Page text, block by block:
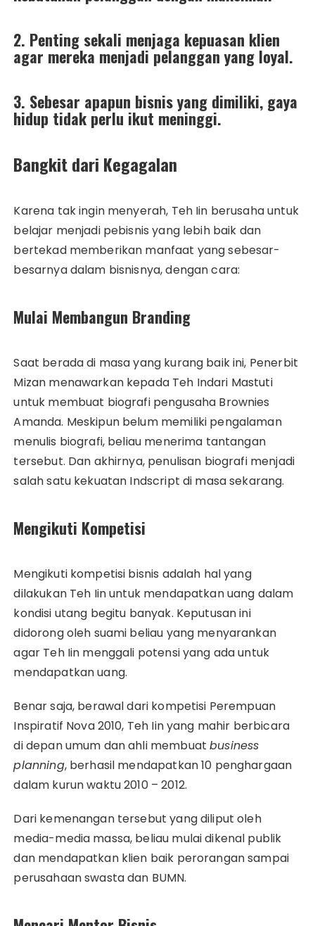
2. Penting sekali menjaga kepuasan klien
agar mereka menjadi pelanggan yang loyal.
3. Sebesar apapun bisnis yang dimiliki, gaya
hidup tidak perlu ikut meninggi.
Bangkit dari Kegagalan
Karena tak ingin menyerah, Teh Iin berusaha untuk
belajar menjadi pebisnis yang lebih baik dan
bertekad memberikan manfaat yang sebesar-
besarnya dalam bisnisnya, dengan cara:
Mulai Membangun Branding
Saat berada di masa yang kurang baik ini, Penerbit
Mizan menawarkan kepada Teh Indari Mastuti
untuk membuat biografi pengusaha Brownies
Amanda. Meskipun belum memiliki pengalaman
menulis biografi, beliau menerima tantangan
tersebut. Dan akhirnya, penulisan biografi menjadi
salah satu kekuatan Indscript di masa sekarang.
Mengikuti Kompetisi
Mengikuti kompetisi bisnis adalah hal yang
dilakukan Teh Iin untuk mendapatkan uang dalam
kondisi utang begitu banyak. Keputusan ini
didorong oleh suami beliau yang menyarankan
agar Teh Iin menggali potensi yang ada untuk
mendapatkan uang.
Benar saja, berawal dari kompetisi Perempuan
Inspiratif Nova 2010, Teh Iin yang mahir berbicara
di depan umum dan ahli membuatbusiness
planning, berhasil mendapatkan 10 penghargaan
dalam kurun waktu 2010 – 2012.
Dari kemenangan tersebut yang diliput oleh
media-media massa, beliau mulai dikenal publik
dan mendapatkan klien baik perorangan sampai
perusahaan swasta dan BUMN.